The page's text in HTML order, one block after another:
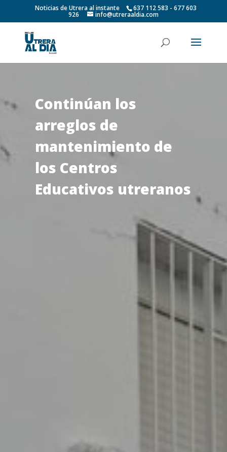
Noticias de Utrera al instante 637 112 583 - 677 603
926 info@utreraaldia.com
Continúan los
arreglos de
mantenimiento de
los Centros
Educativos utreranos